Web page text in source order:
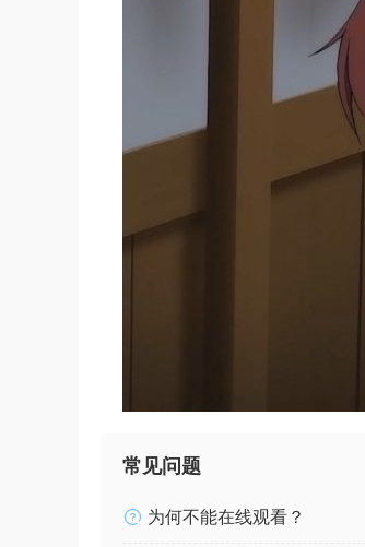
常见问题
为何不能在线观看？